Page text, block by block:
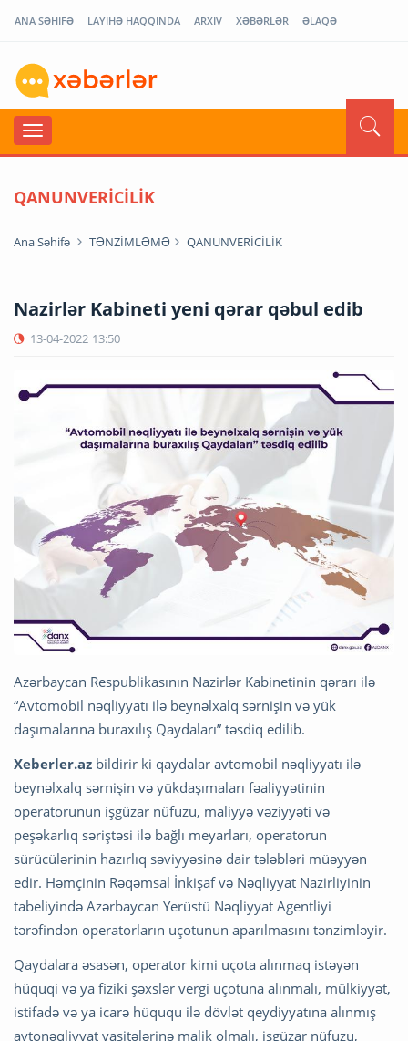
ANA SƏHİFƏ LAYİHƏ HAQQINDA ARXİV XƏBƏRLƏR ƏLAQƏ
QANUNVERİCİLİK
Ana Səhifə TƏNZİMLƏMƏ QANUNVERİCİLİK
Nazirlər Kabineti yeni qərar qəbul edib
13-04-2022 13:50
Azərbaycan Respublikasının Nazirlər Kabinetinin qərarı ilə
“Avtomobil nəqliyyatı ilə beynəlxalq sərnişin və yük
daşımalarına buraxılış Qaydaları” təsdiq edilib.
Xeberler.az bildirir ki qaydalar avtomobil nəqliyyatı ilə
beynəlxalq sərnişin və yükdaşımaları fəaliyyətinin
operatorunun işgüzar nüfuzu, maliyyə vəziyyəti və
peşəkarlıq səriştəsi ilə bağlı meyarları, operatorun
sürücülərinin hazırlıq səviyyəsinə dair tələbləri müəyyən
edir. Həmçinin Rəqəmsal İnkişaf və Nəqliyyat Nazirliyinin
tabeliyində Azərbaycan Yerüstü Nəqliyyat Agentliyi
tərəfindən operatorların uçotunun aparılmasını tənzimləyir.
Qaydalara əsasən, operator kimi uçota alınmaq istəyən
hüquqi və ya fiziki şəxslər vergi uçotuna alınmalı, mülkiyyət,
istifadə və ya icarə hüququ ilə dövlət qeydiyyatına alınmış
avtonəqliyyat vasitələrinə malik olmalı, işgüzar nüfuzu,